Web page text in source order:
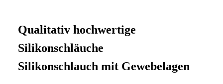
Qualitativ hochwertige
Silikonschläuche
Silikonschlauch mit Gewebelagen